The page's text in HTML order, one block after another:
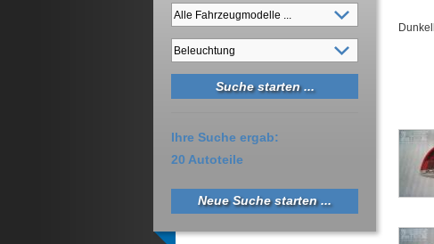
Ihre Suche ergab:
20 Autoteile
Neue Suche starten ...